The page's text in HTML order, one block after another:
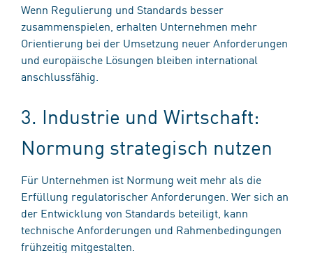
Wenn Regulierung und Standards besser
zusammenspielen, erhalten Unternehmen mehr
Orientierung bei der Umsetzung neuer Anforderungen
und europäische Lösungen bleiben international
anschlussfähig.
3. Industrie und Wirtschaft:
Normung strategisch nutzen
Für Unternehmen ist Normung weit mehr als die
Erfüllung regulatorischer Anforderungen. Wer sich an
der Entwicklung von Standards beteiligt, kann
technische Anforderungen und Rahmenbedingungen
frühzeitig mitgestalten.